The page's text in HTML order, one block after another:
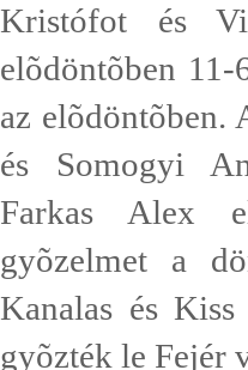
Kristófot és
elõdöntõben
az elõdöntõben.
és Somogyi
Farkas Alex
gyõzelmet a
Kanalas és
gyõzték le Fejér